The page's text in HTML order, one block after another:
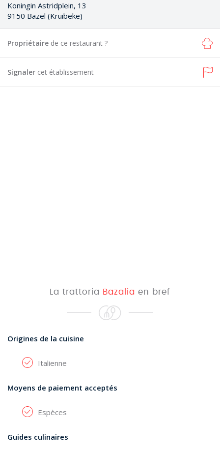
Koningin Astridplein, 13
9150 Bazel (Kruibeke)
Propriétaire de ce restaurant ?
Signaler cet établissement
La trattoria Bazalia en bref
Origines de la cuisine
Italienne
Moyens de paiement acceptés
Espèces
Guides culinaires